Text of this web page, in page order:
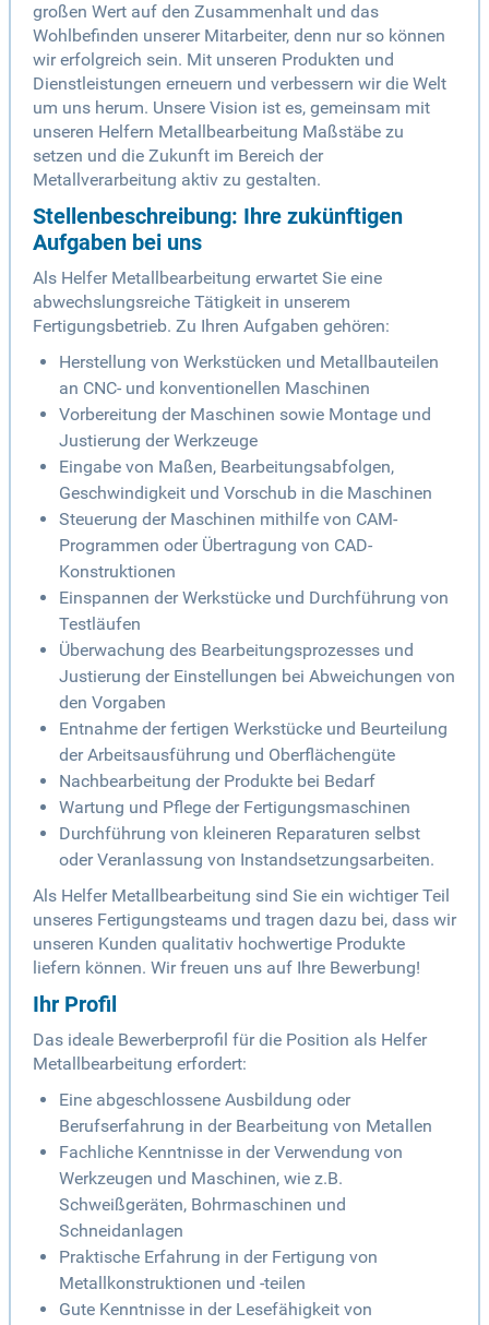
großen Wert auf den Zusammenhalt und das
Wohlbefinden unserer Mitarbeiter, denn nur so können
wir erfolgreich sein. Mit unseren Produkten und
Dienstleistungen erneuern und verbessern wir die Welt
um uns herum. Unsere Vision ist es, gemeinsam mit
unseren Helfern Metallbearbeitung Maßstäbe zu
setzen und die Zukunft im Bereich der
Metallverarbeitung aktiv zu gestalten.
Stellenbeschreibung: Ihre zukünftigen
Aufgaben bei uns
Als Helfer Metallbearbeitung erwartet Sie eine
abwechslungsreiche Tätigkeit in unserem
Fertigungsbetrieb. Zu Ihren Aufgaben gehören:
Herstellung von Werkstücken und Metallbauteilen
an CNC- und konventionellen Maschinen
Vorbereitung der Maschinen sowie Montage und
Justierung der Werkzeuge
Eingabe von Maßen, Bearbeitungsabfolgen,
Geschwindigkeit und Vorschub in die Maschinen
Steuerung der Maschinen mithilfe von CAM-
Programmen oder Übertragung von CAD-
Konstruktionen
Einspannen der Werkstücke und Durchführung von
Testläufen
Überwachung des Bearbeitungsprozesses und
Justierung der Einstellungen bei Abweichungen von
den Vorgaben
Entnahme der fertigen Werkstücke und Beurteilung
der Arbeitsausführung und Oberflächengüte
Nachbearbeitung der Produkte bei Bedarf
Wartung und Pflege der Fertigungsmaschinen
Durchführung von kleineren Reparaturen selbst
oder Veranlassung von Instandsetzungsarbeiten.
Als Helfer Metallbearbeitung sind Sie ein wichtiger Teil
unseres Fertigungsteams und tragen dazu bei, dass wir
unseren Kunden qualitativ hochwertige Produkte
liefern können. Wir freuen uns auf Ihre Bewerbung!
Ihr Profil
Das ideale Bewerberprofil für die Position als Helfer
Metallbearbeitung erfordert:
Eine abgeschlossene Ausbildung oder
Berufserfahrung in der Bearbeitung von Metallen
Fachliche Kenntnisse in der Verwendung von
Werkzeugen und Maschinen, wie z.B.
Schweißgeräten, Bohrmaschinen und
Schneidanlagen
Praktische Erfahrung in der Fertigung von
Metallkonstruktionen und -teilen
Gute Kenntnisse in der Lesefähigkeit von